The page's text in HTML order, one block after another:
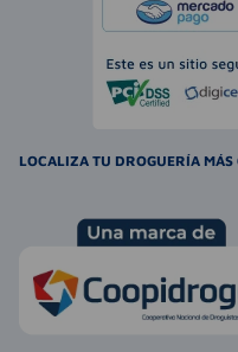
LOCALIZA TU DROGUERÍA MÁS